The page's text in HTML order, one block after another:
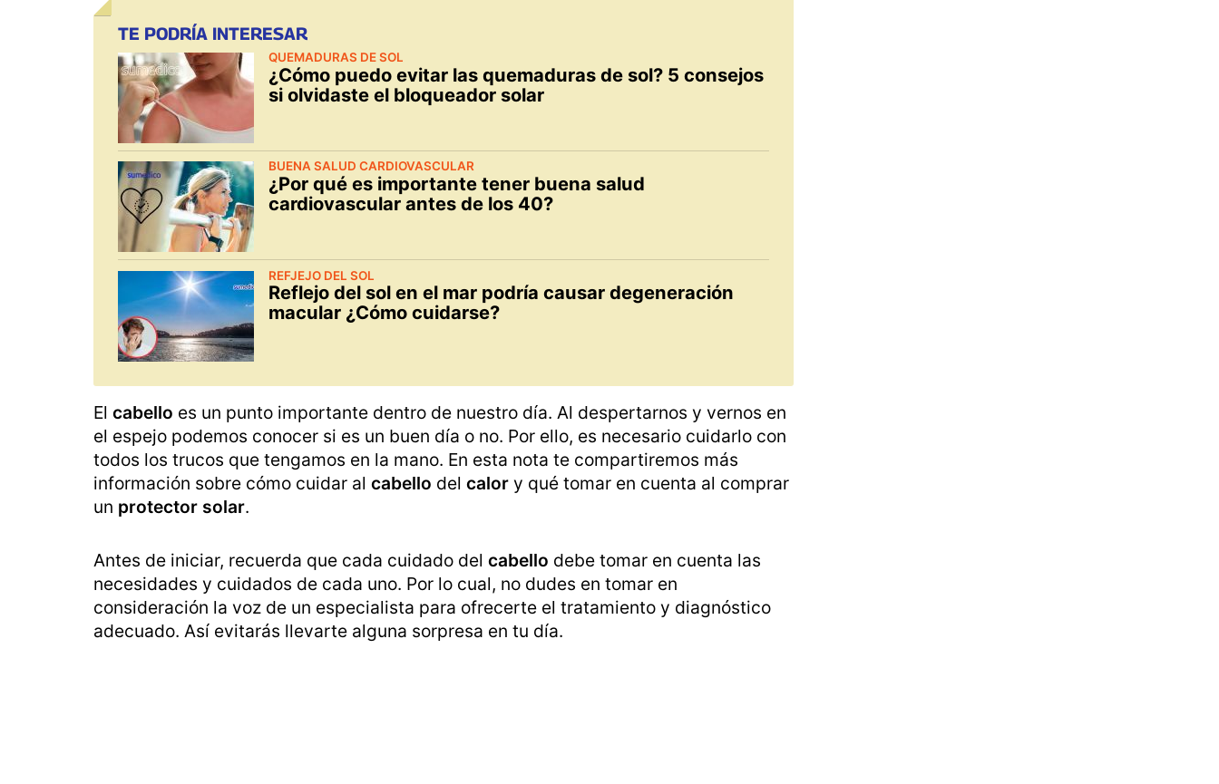
TE PODRÍA INTERESAR
QUEMADURAS DE SOL
¿Cómo puedo evitar las quemaduras de sol? 5 consejos
si olvidaste el bloqueador solar
BUENA SALUD CARDIOVASCULAR
¿Por qué es importante tener buena salud
cardiovascular antes de los 40?
REFJEJO DEL SOL
Reflejo del sol en el mar podría causar degeneración
macular ¿Cómo cuidarse?
El cabello es un punto importante dentro de nuestro día. Al despertarnos y vernos en
el espejo podemos conocer si es un buen día o no. Por ello, es necesario cuidarlo con
todos los trucos que tengamos en la mano. En esta nota te compartiremos más
información sobre cómo cuidar al cabello del calor y qué tomar en cuenta al comprar
un protector solar.
Antes de iniciar, recuerda que cada cuidado del cabello debe tomar en cuenta las
necesidades y cuidados de cada uno. Por lo cual, no dudes en tomar en
consideración la voz de un especialista para ofrecerte el tratamiento y diagnóstico
adecuado. Así evitarás llevarte alguna sorpresa en tu día.